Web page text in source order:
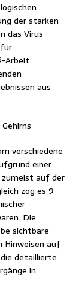
der starken
das Virus
Arbeit
aus
verschiedene
einer
zumeist auf der
zog es 9
Die
sichtbare
Hinweisen auf
detaillierte
in